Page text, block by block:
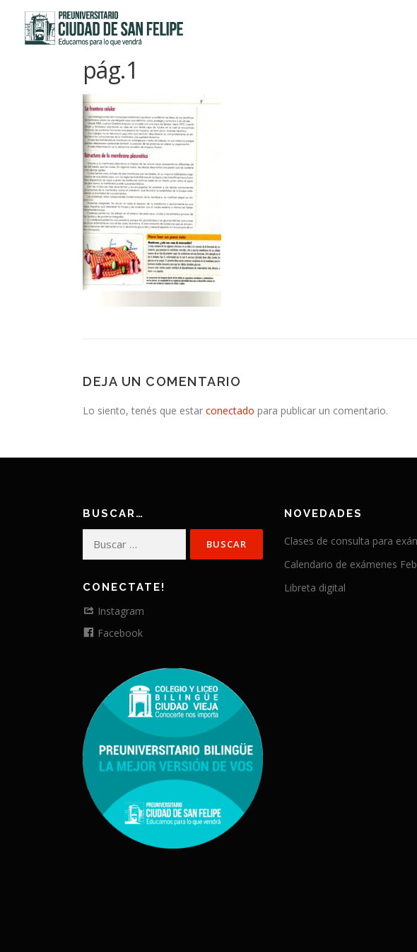
contenido
pág.1
DEJA UN COMENTARIO
Lo siento, tenés que estar conectado para publicar un comentario.
BUSCAR…
CONECTATE!
Instagram
Facebook
NOVEDADES
Clases de consulta para
Calendario de exámenes
Libreta digital